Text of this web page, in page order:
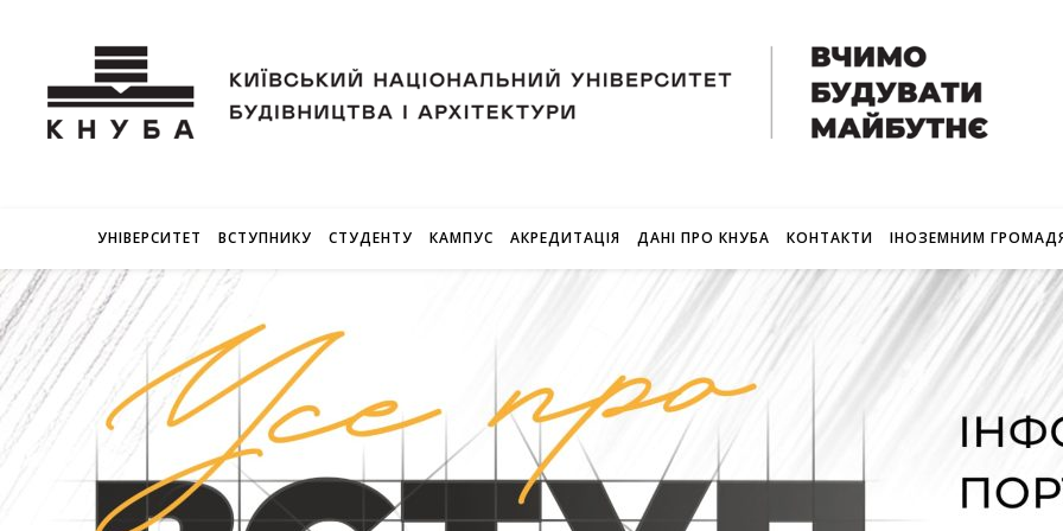
УНІВЕРСИТЕТ ВСТУПНИКУ СТУДЕНТУ КАМПУС АКРЕДИТАЦІЯ ДАНІ ПРО КНУБА КОНТАКТИ ІНОЗЕМНИМ